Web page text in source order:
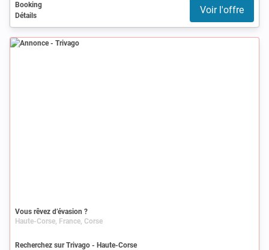
Booking
Détails
Voir l'offre
Annonce
Vous rêvez d’évasion ?
Haute-Corse, France, Corse
Recherchez sur Trivago - Haute-Corse